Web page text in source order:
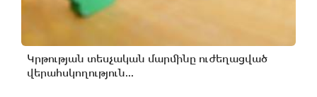
Կրթության տեսչական մարմինը ուժեղացված
վերահսկողություն...